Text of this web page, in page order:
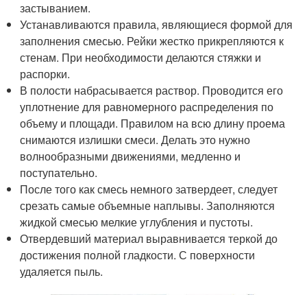
застыванием.
Устанавливаются правила, являющиеся формой для
заполнения смесью. Рейки жестко прикрепляются к
стенам. При необходимости делаются стяжки и
распорки.
В полости набрасывается раствор. Проводится его
уплотнение для равномерного распределения по
объему и площади. Правилом на всю длину проема
снимаются излишки смеси. Делать это нужно
волнообразными движениями, медленно и
поступательно.
После того как смесь немного затвердеет, следует
срезать самые объемные наплывы. Заполняются
жидкой смесью мелкие углубления и пустоты.
Отвердевший материал выравнивается теркой до
достижения полной гладкости. С поверхности
удаляется пыль.